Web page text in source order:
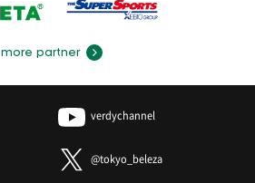
more partner
verdychannel
@tokyo_beleza